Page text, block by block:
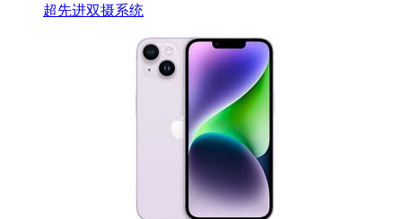
超先进双摄系统